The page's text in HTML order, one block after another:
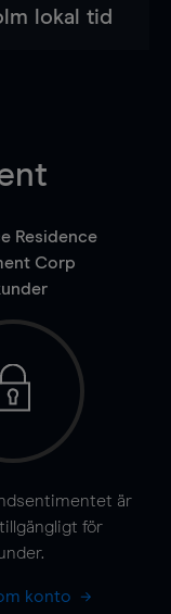
lokal tid
Residence
Corp
är
för
konto